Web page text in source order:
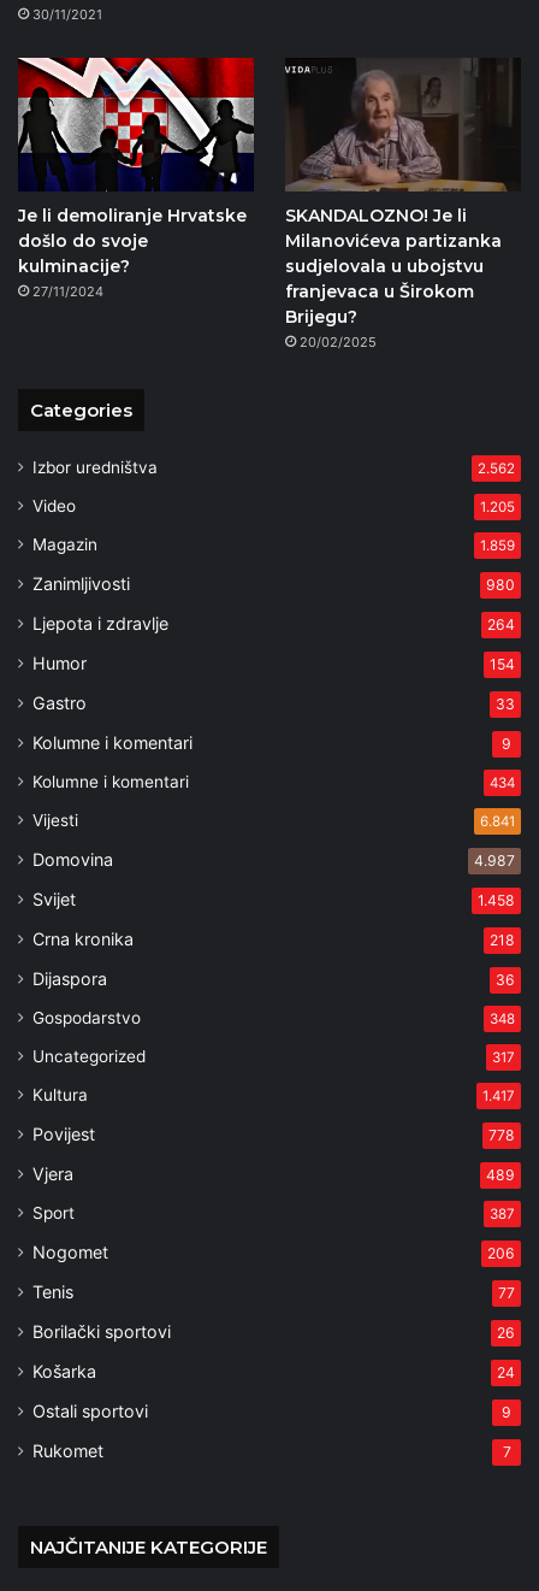
30/11/2021
Je li demoliranje Hrvatske
došlo do svoje
kulminacije?
27/11/2024
SKANDALOZNO! Je li
Milanovićeva partizanka
sudjelovala u ubojstvu
franjevaca u Širokom
Brijegu?
20/02/2025
Categories
Izbor uredništva 2.562
Video 1.205
Magazin 1.859
Zanimljivosti 980
Ljepota i zdravlje 264
Humor 154
Gastro 33
Kolumne i komentari 9
Kolumne i komentari 434
Vijesti 6.841
Domovina 4.987
Svijet 1.458
Crna kronika 218
Dijaspora 36
Gospodarstvo 348
Uncategorized 317
Kultura 1.417
Povijest 778
Vjera 489
Sport 387
Nogomet 206
Tenis 77
Borilački sportovi 26
Košarka 24
Ostali sportovi 9
Rukomet 7
NAJČITANIJE KATEGORIJE